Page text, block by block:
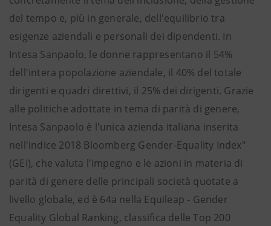
del tempo e, più in generale, dell'equilibrio tra
esigenze aziendali e personali dei dipendenti. In
Intesa Sanpaolo, le donne rappresentano il 54%
dell'intera popolazione aziendale, il 40% del totale
dirigenti e quadri direttivi, il 25% dei dirigenti. Grazie
alle politiche adottate in tema di parità di genere,
Intesa Sanpaolo è l'unica azienda italiana inserita
nell'indice 2018 Bloomberg Gender-Equality Index"
(GEI), che valuta l'impegno e le azioni in materia di
parità di genere delle principali società quotate a
livello globale, ed è 64a nella Equileap - Gender
Equality Global Ranking, classifica delle Top 200